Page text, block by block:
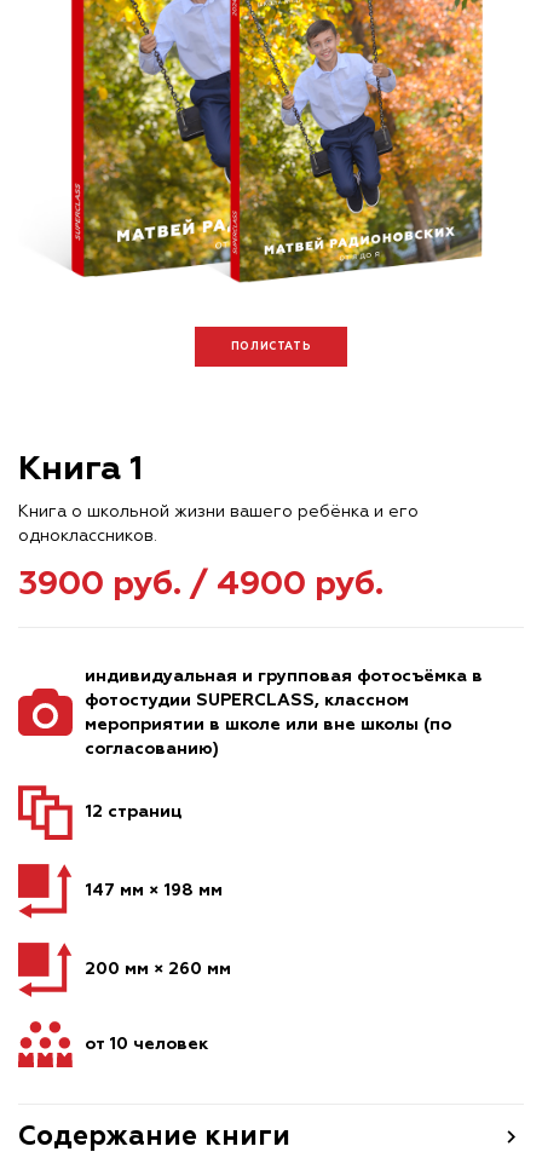
ПОЛИСТАТЬ
Книга 1
Книга о школьной жизни вашего ребёнка и его
одноклассников.
3900 руб. / 4900 руб.
индивидуальная и групповая фотосъёмка в
фотостудии SUPERCLASS, классном
мероприятии в школе или вне школы (по
согласованию)
12 страниц
147 мм × 198 мм
200 мм × 260 мм
от 10 человек
Содержание книги